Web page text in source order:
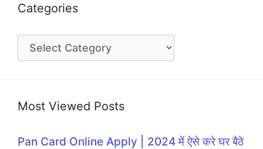
Categories
Categories
Most Viewed Posts
Pan Card Online Apply | 2024 में ऐसे करे घर बैठे